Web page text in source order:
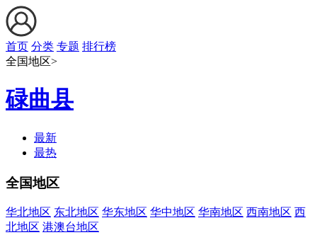
首页 分类 专题 排行榜
全国地区>
碌曲县
最新
最热
全国地区
华北地区 东北地区 华东地区 华中地区 华南地区 西南地区 西
北地区 港澳台地区